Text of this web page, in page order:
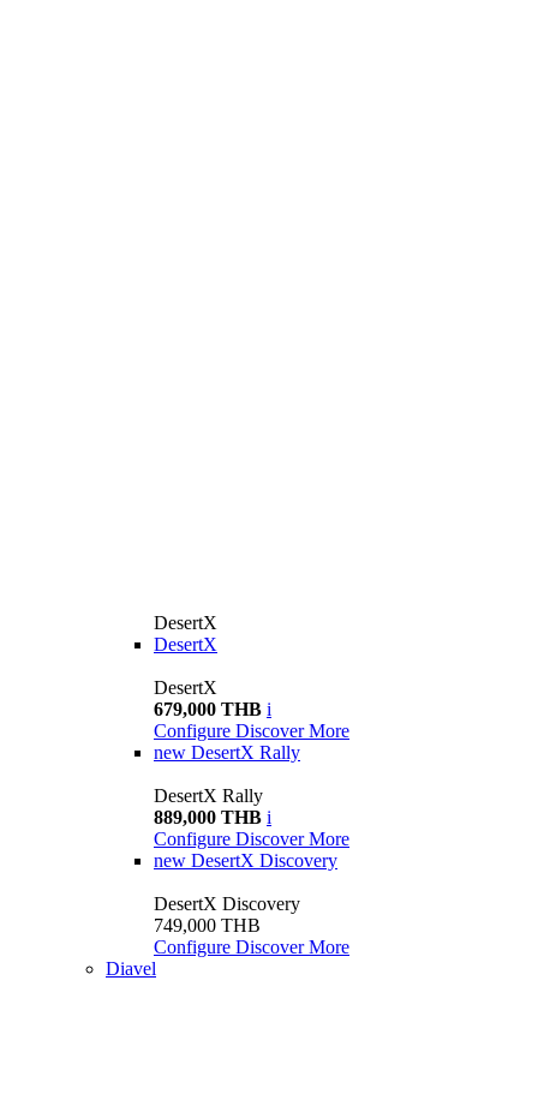
DesertX
DesertX
DesertX
679,000 THB i
Configure Discover More
new DesertX Rally
DesertX Rally
889,000 THB i
Configure Discover More
new DesertX Discovery
DesertX Discovery
749,000 THB
Configure Discover More
Diavel